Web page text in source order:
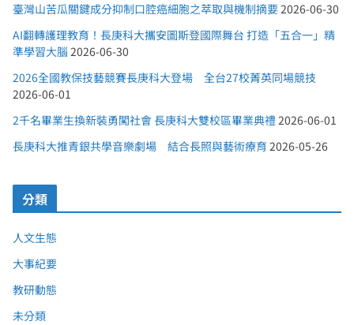
臺灣山苦瓜關鍵成分抑制口腔癌細胞之萃取與機制摘要2026-06-30
AI翻轉護理教育！長庚科大攜安圖斯登國際舞台 打造「五合一」精
準學習大腦 2026-06-30
2026全國教保技藝競賽長庚科大登場 全台27校菁英同場競技
2026-06-01
2千名畢業生換新裝勇闖社會 長庚科大雙校區畢業典禮2026-06-01
長庚科大推青銀共學音樂劇場 結合長照與藝術療育 2026-05-26
分類
人文生態
大事紀要
教研動態
未分類